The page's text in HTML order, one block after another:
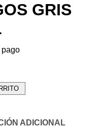
GRIS
ADICIONAL